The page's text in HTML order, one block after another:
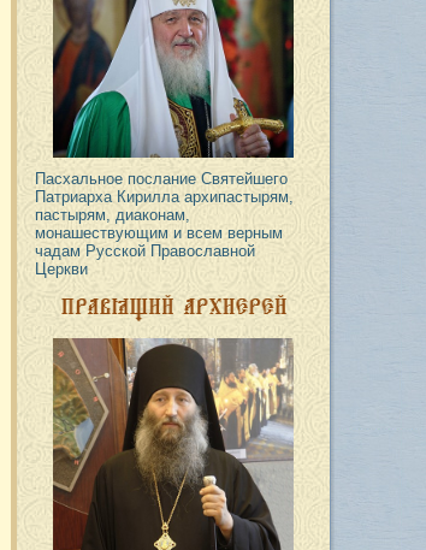
Пасхальное послание Святейшего
Патриарха Кирилла архипастырям,
пастырям, диаконам,
монашествующим и всем верным
чадам Русской Православной
Церкви